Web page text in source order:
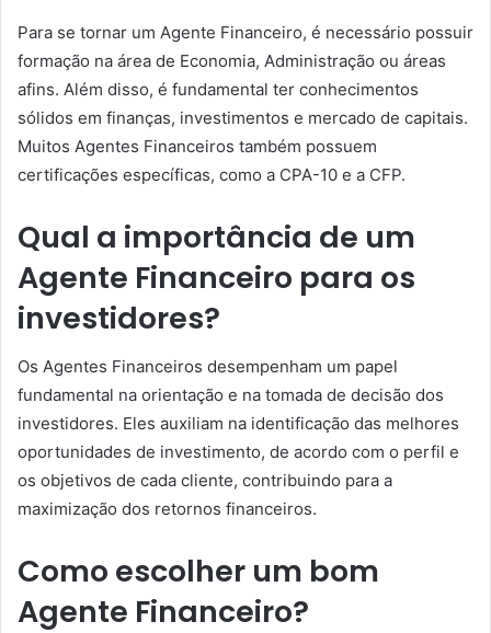
Para se tornar um Agente Financeiro, é necessário possuir
formação na área de Economia, Administração ou áreas
afins. Além disso, é fundamental ter conhecimentos
sólidos em finanças, investimentos e mercado de capitais.
Muitos Agentes Financeiros também possuem
certificações específicas, como a CPA-10 e a CFP.
Qual a importância de um
Agente Financeiro para os
investidores?
Os Agentes Financeiros desempenham um papel
fundamental na orientação e na tomada de decisão dos
investidores. Eles auxiliam na identificação das melhores
oportunidades de investimento, de acordo com o perfil e
os objetivos de cada cliente, contribuindo para a
maximização dos retornos financeiros.
Como escolher um bom
Agente Financeiro?